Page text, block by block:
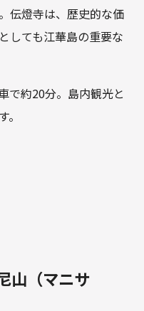
伝燈寺は、歴史的な価
しても江華島の重要な
で約20分。島内観光と
山（マニサ